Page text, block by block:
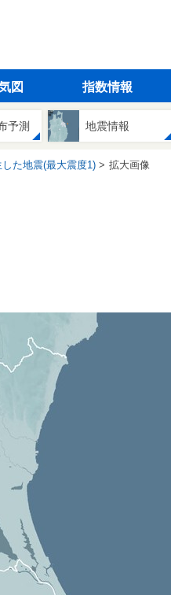
図 指数情報
予測 地震情報
た地震(最大震度1) 拡大画像